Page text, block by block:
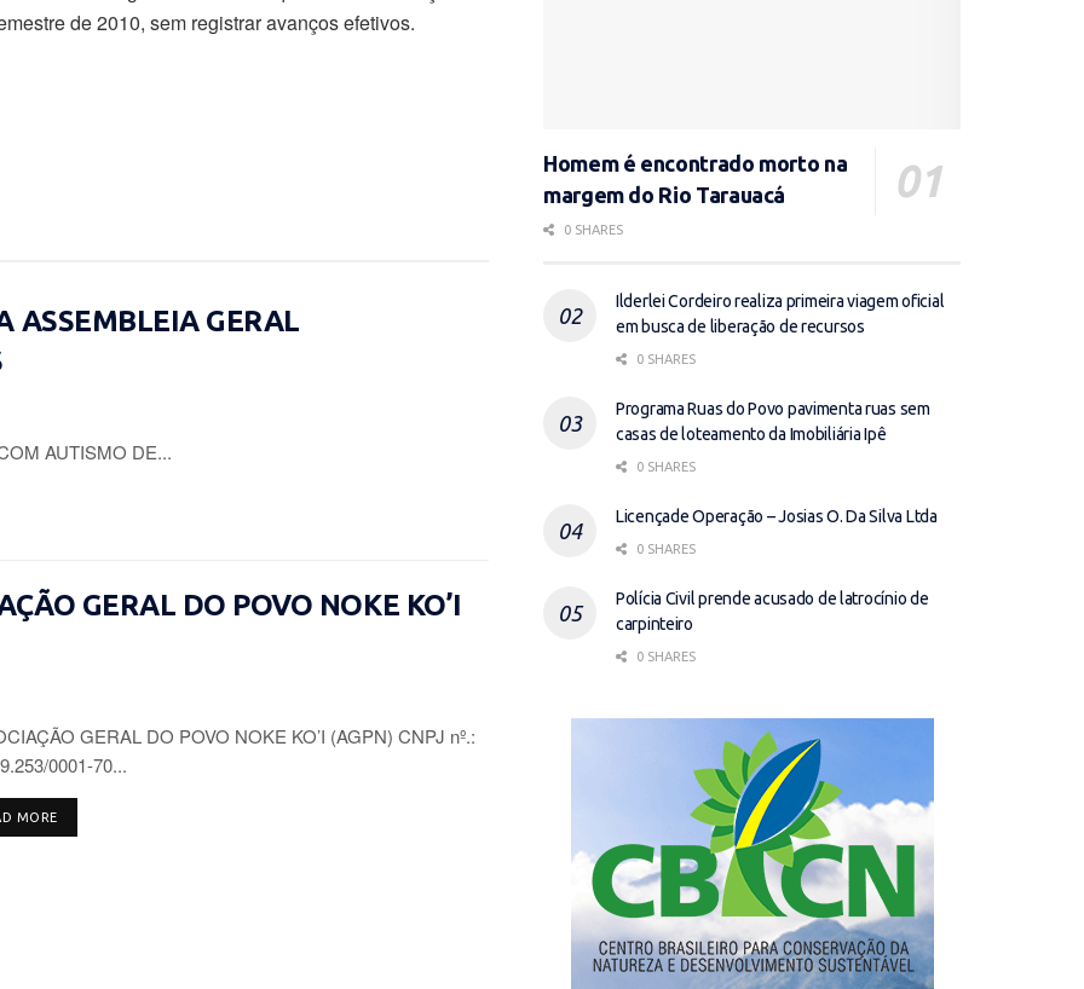
de 2010, sem registrar avanços efetivos.
ASSEMBLEIA GERAL
AUTISMO DE...
GERAL DO POVO NOKE KO’I
GERAL DO POVO NOKE KO’I (AGPN) CNPJ nº.:
0001-70...
MOREDETAILS
Homem é encontrado morto na
margem do Rio Tarauacá
0 SHARES
Ilderlei Cordeiro realiza primeira viagem oficial
em busca de liberação de recursos
0 SHARES
Programa Ruas do Povo pavimenta ruas sem
casas de loteamento da Imobiliária Ipê
0 SHARES
Licençade Operação – Josias O. Da Silva Ltda
0 SHARES
Polícia Civil prende acusado de latrocínio de
carpinteiro
0 SHARES